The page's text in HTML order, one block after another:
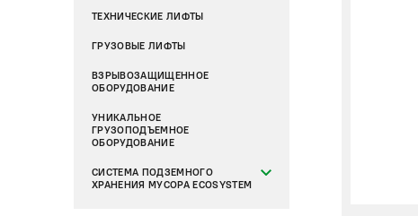
ТЕХНИЧЕСКИЕ ЛИФТЫ
ГРУЗОВЫЕ ЛИФТЫ
ВЗРЫВОЗАЩИЩЕННОЕ
ОБОРУДОВАНИЕ
УНИКАЛЬНОЕ
ГРУЗОПОДЪЕМНОЕ
ОБОРУДОВАНИЕ
СИСТЕМА ПОДЗЕМНОГО
ХРАНЕНИЯ МУСОРА ECOSYSTEM